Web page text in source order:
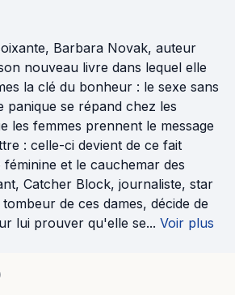
Barbara Novak, auteur
nouveau livre dans lequel elle
la clé du bonheur : le sexe sans
panique se répand chez les
les femmes prennent le message
: celle-ci devient de ce fait
et le cauchemar des
Catcher Block, journaliste, star
de ces dames, décide de
lui prouver qu'elle se... Voir plus